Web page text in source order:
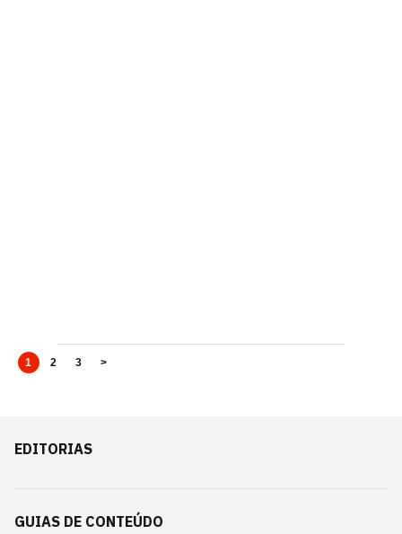
1 2 3 >
EDITORIAS
GUIAS DE CONTEÚDO